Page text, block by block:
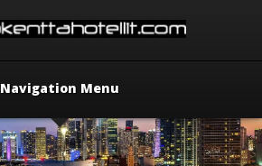
Navigation Menu